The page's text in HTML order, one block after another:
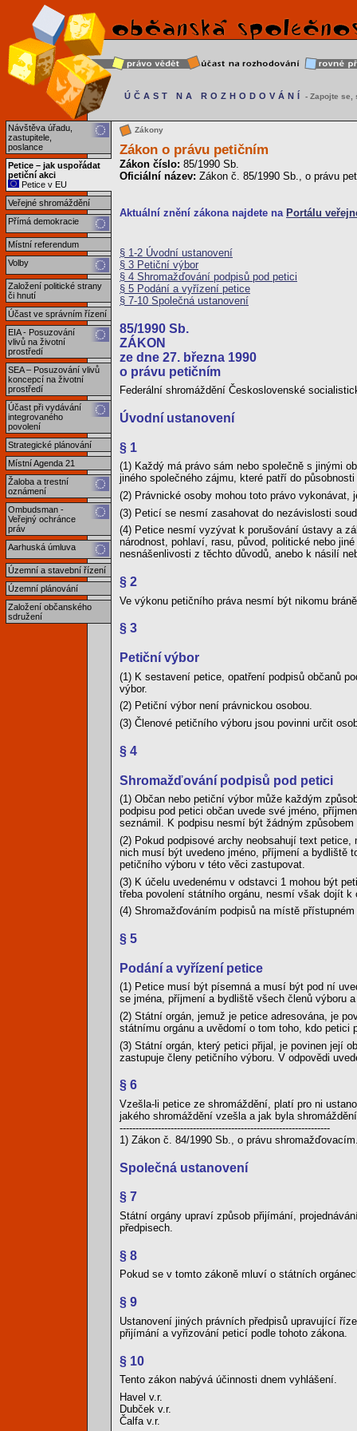
Návštěva úřadu,
zastupitele,
poslance
Petice – jak uspořádat
petiční akci
Petice v EU
Veřejné shromáždění
Přímá demokracie
Místní referendum
Volby
Založení politické strany
či hnutí
Účast ve správním řízení
EIA - Posuzování
vlivů na životní
prostředí
SEA – Posuzování vlivů
koncepcí na životní
prostředí
Účast při vydávání
integrovaného
povolení
Strategické plánování
Místní Agenda 21
Žaloba a trestní
oznámení
Ombudsman -
Veřejný ochránce
práv
Aarhuská úmluva
Územní a stavební řízení
Územní plánování
Založení občanského
sdružení
ÚČAST NA ROZHODOVÁNÍ - Zapojte se,
Zákony
Zákon o právu petičním
Zákon číslo: 85/1990 Sb.
Oficiální název: Zákon č. 85/1990 Sb., o právu
Aktuální znění zákona najdete na Portálu
§ 1-2 Úvodní ustanovení
§ 3 Petiční výbor
§ 4 Shromažďování podpisů pod petici
§ 5 Podání a vyřízení petice
§ 7-10 Společná ustanovení
85/1990 Sb.
ZÁKON
ze dne 27. března 1990
o právu petičním
Federální shromáždění Československé
Úvodní ustanovení
§ 1
(1) Každý má právo sám nebo společně s jinými
jiného společného zájmu, které patří do
(2) Právnické osoby mohou toto právo
(3) Peticí se nesmí zasahovat do nezávislosti
(4) Petice nesmí vyzývat k porušování ústavy a
národnost, pohlaví, rasu, původ, politické nebo
nesnášenlivosti z těchto důvodů, anebo k násilí
§ 2
Ve výkonu petičního práva nesmí být nikomu
§ 3
Petiční výbor
(1) K sestavení petice, opatření podpisů občanů
výbor.
(2) Petiční výbor není právnickou osobou.
(3) Členové petičního výboru jsou povinni určit
§ 4
Shromažďování podpisů pod petici
(1) Občan nebo petiční výbor může každým
podpisu pod petici občan uvede své jméno,
seznámil. K podpisu nesmí být žádným způsobem
(2) Pokud podpisové archy neobsahují text
nich musí být uvedeno jméno, příjmení a bydliště
petičního výboru v této věci zastupovat.
(3) K účelu uvedenému v odstavci 1 mohou být
třeba povolení státního orgánu, nesmí však dojít
(4) Shromažďováním podpisů na místě
§ 5
Podání a vyřízení petice
(1) Petice musí být písemná a musí být pod ní
se jména, příjmení a bydliště všech členů výboru
(2) Státní orgán, jemuž je petice adresována, je
státnímu orgánu a uvědomí o tom toho, kdo petici
(3) Státní orgán, který petici přijal, je povinen její
zastupuje členy petičního výboru. V odpovědi
§ 6
Vzešla-li petice ze shromáždění, platí pro ni
jakého shromáždění vzešla a jak byla
------------------------------------------------------------------
1) Zákon č. 84/1990 Sb., o právu
Společná ustanovení
§ 7
Státní orgány upraví způsob přijímání,
předpisech.
§ 8
Pokud se v tomto zákoně mluví o státních
§ 9
Ustanovení jiných právních předpisů upravující
přijímání a vyřizování peticí podle tohoto zákona.
§ 10
Tento zákon nabývá účinnosti dnem vyhlášení.
Havel v.r.
Dubček v.r.
Čalfa v.r.